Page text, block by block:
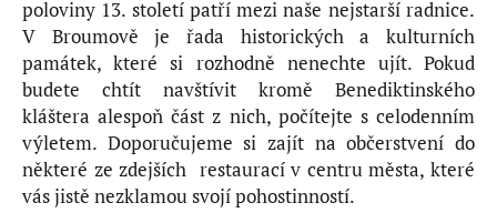
poloviny 13. století patří mezi naše nejstarší radnice.
V Broumově je řada historických a kulturních
památek, které si rozhodně nenechte ujít. Pokud
budete chtít navštívit kromě Benediktinského
kláštera alespoň část z nich, počítejte s celodenním
výletem. Doporučujeme si zajít na občerstvení do
některé ze zdejších restaurací v centru města, které
vás jistě nezklamou svojí pohostinností.